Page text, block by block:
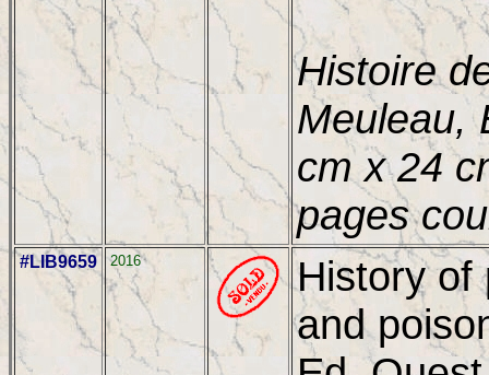
Histoire
Meuleau,
cm x 24
pages
#LIB9659 2016
History of
and